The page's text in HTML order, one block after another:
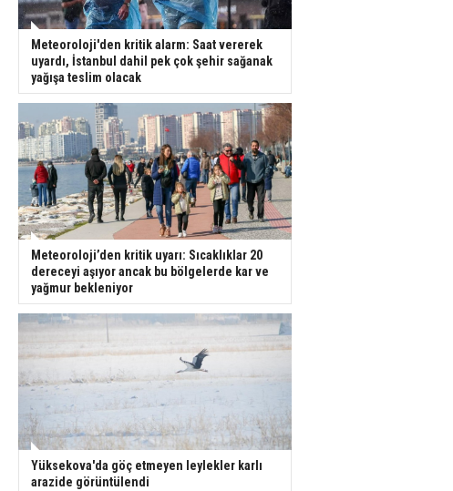
Meteoroloji'den kritik alarm: Saat vererek
uyardı, İstanbul dahil pek çok şehir sağanak
yağışa teslim olacak
Meteoroloji’den kritik uyarı: Sıcaklıklar 20
dereceyi aşıyor ancak bu bölgelerde kar ve
yağmur bekleniyor
Yüksekova'da göç etmeyen leylekler karlı
arazide görüntülendi